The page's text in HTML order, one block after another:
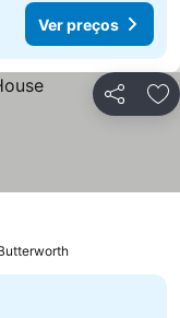
Ver preços
Partilhar